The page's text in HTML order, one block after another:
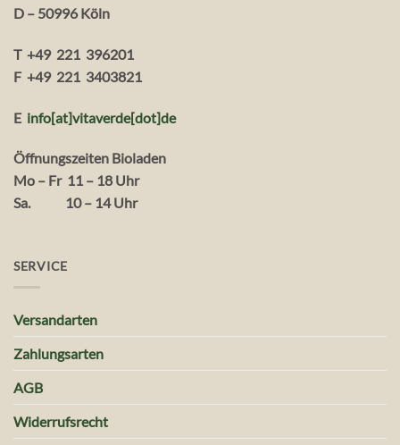
D – 50996 Köln
T +49 221 396201
F +49 221 3403821
E info[at]vitaverde[dot]de
Öffnungszeiten Bioladen
Mo – Fr 11 – 18 Uhr
Sa. 10 – 14 Uhr
SERVICE
Versandarten
Zahlungsarten
AGB
Widerrufsrecht